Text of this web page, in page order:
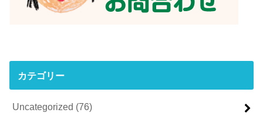
カテゴリー
Uncategorized (76)